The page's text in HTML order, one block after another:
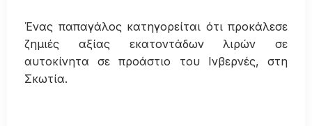
Ένας παπαγάλος κατηγορείται ότι προκάλεσε
ζημιές αξίας εκατοντάδων λιρών σε
αυτοκίνητα σε προάστιο του Ινβερνές, στη
Σκωτία.